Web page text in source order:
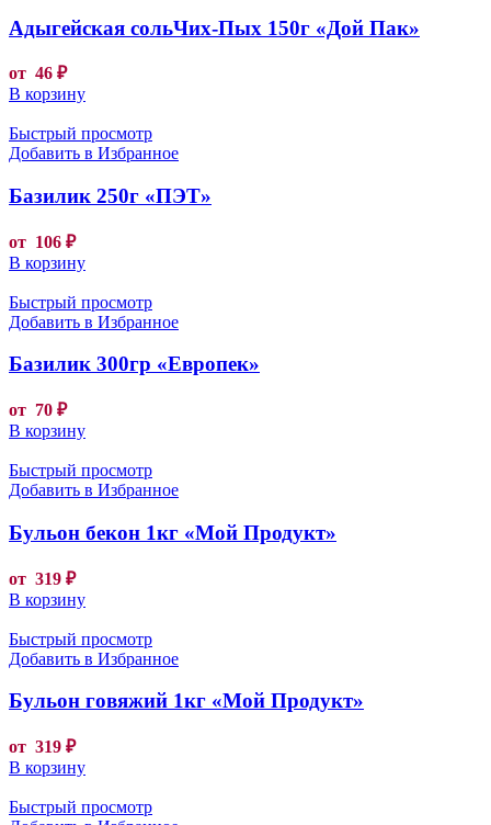
Адыгейская сольЧих-Пых 150г «Дой Пак»
от 46 ₽
В корзину
Быстрый просмотр
Добавить в Избранное
Базилик 250г «ПЭТ»
от 106 ₽
В корзину
Быстрый просмотр
Добавить в Избранное
Базилик 300гр «Европек»
от 70 ₽
В корзину
Быстрый просмотр
Добавить в Избранное
Бульон бекон 1кг «Мой Продукт»
от 319 ₽
В корзину
Быстрый просмотр
Добавить в Избранное
Бульон говяжий 1кг «Мой Продукт»
от 319 ₽
В корзину
Быстрый просмотр